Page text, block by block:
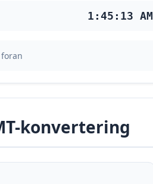
1:45:14 AM
konvertering